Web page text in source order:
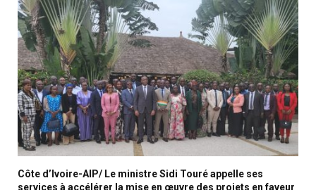
Côte d’Ivoire-AIP/ Le ministre Sidi Touré appelle ses
services à accélérer la mise en œuvre des projets en faveur